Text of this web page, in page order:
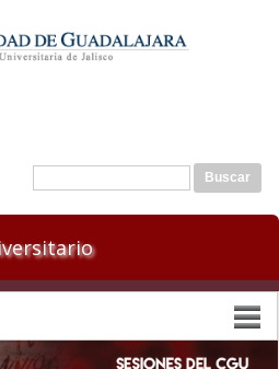
Formulario de búsqueda
Buscar